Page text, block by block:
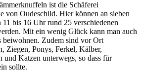
ist die Schäferei
von Oudeschild. Hier können an sieben
bis 16 Uhr rund 25 verschiedenen
Mit ein wenig Glück kann man auch
beiwohnen. Zudem sind vor Ort
Ziegen, Ponys, Ferkel, Kälber,
Katzen unterwegs, so dass für
sollte.